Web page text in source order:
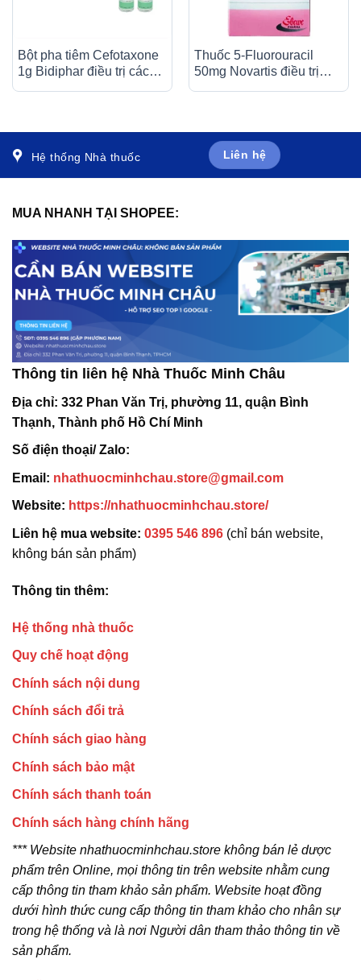
Bột pha tiêm Cefotaxone
1g Bidiphar điều trị các
Thuốc 5-Fluorouracil
50mg Novartis điều trị
Hệ thống Nhà thuốc Liên hệ
MUA NHANH TẠI SHOPEE:
Thông tin liên hệ Nhà Thuốc Minh Châu
Địa chỉ: 332 Phan Văn Trị, phường 11, quận Bình
Thạnh, Thành phố Hồ Chí Minh
Số điện thoại/ Zalo:
Email: nhathuocminhchau.store@gmail.com
Website: https://nhathuocminhchau.store/
Liên hệ mua website: 0395 546 896 (chỉ bán website,
không bán sản phẩm)
Thông tin thêm:
Hệ thống nhà thuốc
Quy chế hoạt động
Chính sách nội dung
Chính sách đổi trả
Chính sách giao hàng
Chính sách bảo mật
Chính sách thanh toán
Chính sách hàng chính hãng
*** Website nhathuocminhchau.store không bán lẻ dược
phẩm trên Online, mọi thông tin trên website nhằm cung
cấp thông tin tham khảo sản phẩm. Website hoạt đồng
dưới hình thức cung cấp thông tin tham khảo cho nhân sự
trong hệ thống và là nơi Người dân tham thảo thông tin về
sản phẩm.